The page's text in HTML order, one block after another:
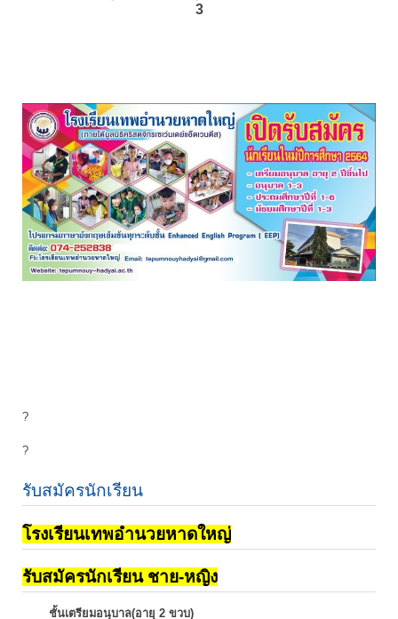
3
?
?
รับสมัครนักเรียน
โรงเรียนเทพอำนวยหาดใหญ่
รับสมัครนักเรียน ชาย-หญิง
ชั้นเตรียมอนุบาล(อายุ 2 ขวบ)